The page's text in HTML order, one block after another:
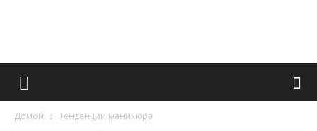
Французский
Домой Тенденции маникюра